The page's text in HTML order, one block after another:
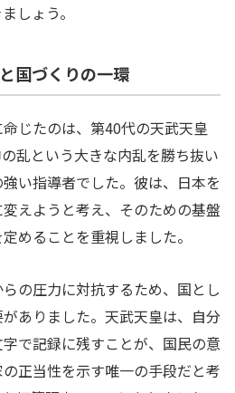
しょう。
国づくりの一環
じたのは、第40代の天武天皇
乱という大きな内乱を勝ち抜い
い指導者でした。彼は、日本を
えようと考え、そのための基盤
めることを重視しました。
の圧力に対抗するため、国とし
ありました。天武天皇は、自分
で記録に残すことが、国民の意
正当性を示す唯一の手段だと考